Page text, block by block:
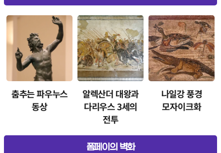
춤추는 파우누스
동상
알렉산더 대왕과
다리우스 3세의
전투
나일강 풍경
모자이크화
폼페이의 벽화